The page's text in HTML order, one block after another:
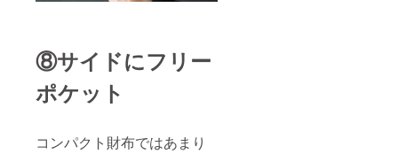
⑧サイドにフリー
ポケット
コンパクト財布ではあまり